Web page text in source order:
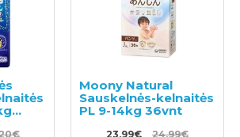
Moony Natural
Sauskelnės-kelnaitės
PL 9-14kg 36vnt
23,99€ 24,99€